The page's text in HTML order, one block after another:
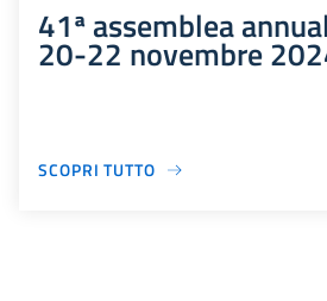
41ª assemblea
20-22 novembre
SCOPRI TUTTO